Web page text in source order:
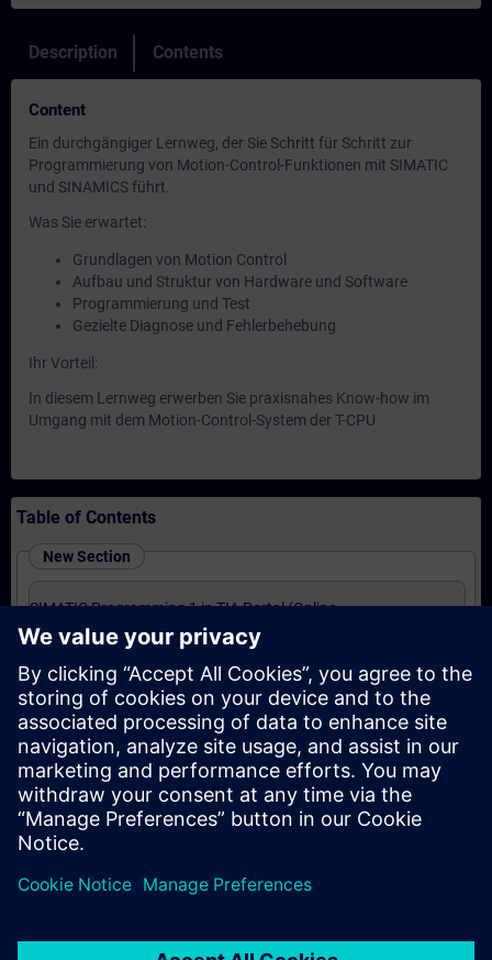
Description Contents
Content
Ein durchgängiger Lernweg, der Sie Schritt für Schritt zur
Programmierung von Motion-Control-Funktionen mit SIMATIC
und SINAMICS führt.
Was Sie erwartet:
Grundlagen von Motion Control
Aufbau und Struktur von Hardware und Software
Programmierung und Test
Gezielte Diagnose und Fehlerbehebung
Ihr Vorteil:
In diesem Lernweg erwerben Sie praxisnahes Know-how im
Umgang mit dem Motion-Control-System der T-CPU
Table of Contents
New Section
SIMATIC Programming 1 in TIA Portal (Online
Training)
New Section
SIMATIC - Motion Control im TIA Portal (Präsenz-
Training)